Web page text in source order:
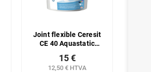
Joint flexible Ceresit
CE 40 Aquastatic
12,50 € HTVA
15 €